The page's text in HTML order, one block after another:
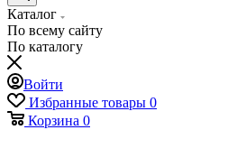
Каталог
По всему сайту
По каталогу
Войти
Избранные товары 0
Корзина 0